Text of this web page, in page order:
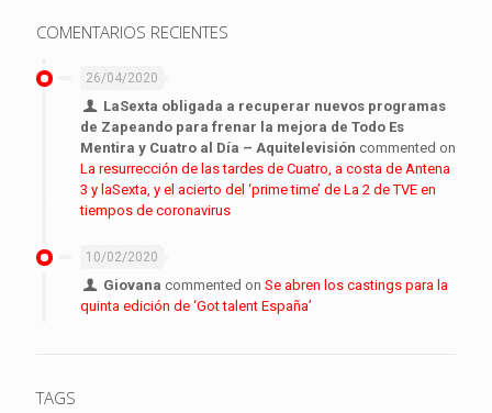
COMENTARIOS RECIENTES
26/04/2020
LaSexta obligada a recuperar nuevos programas
de Zapeando para frenar la mejora de Todo Es
Mentira y Cuatro al Día – Aquitelevisión commented on
La resurrección de las tardes de Cuatro, a costa de Antena
3 y laSexta, y el acierto del ‘prime time’ de La 2 de TVE en
tiempos de coronavirus
10/02/2020
Giovana commented onSe abren los castings para la
quinta edición de ‘Got talent España’
TAGS